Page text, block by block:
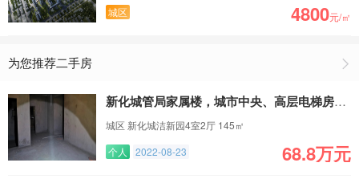
城区
4800元/㎡
为您推荐二手房
新化城管局家属楼，城市中央、高层电梯房、学区房
城区 新化城洁新园4室2厅 145㎡
个人
2022-08-23 68.8万元